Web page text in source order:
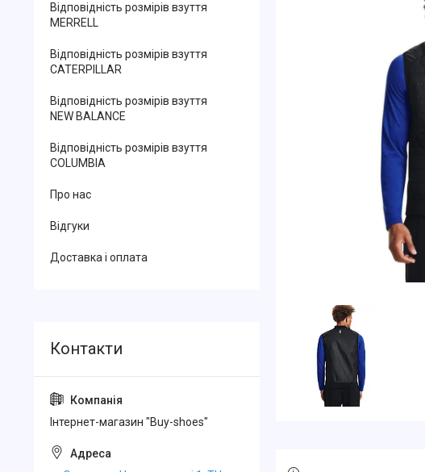
Відповідність розмірів взуття
MERRELL
Відповідність розмірів взуття
CATERPILLAR
Відповідність розмірів взуття
NEW BALANCE
Відповідність розмірів взуття
COLUMBIA
Про нас
Відгуки
Доставка і оплата
Інтернет-магазин "Buy-shoes"